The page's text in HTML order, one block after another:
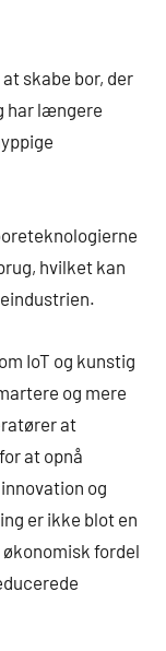
skabe bor, der
har længere
hvilket kan
IoT og kunstig
og mere
at
at opnå
og
er ikke blot en
fordel